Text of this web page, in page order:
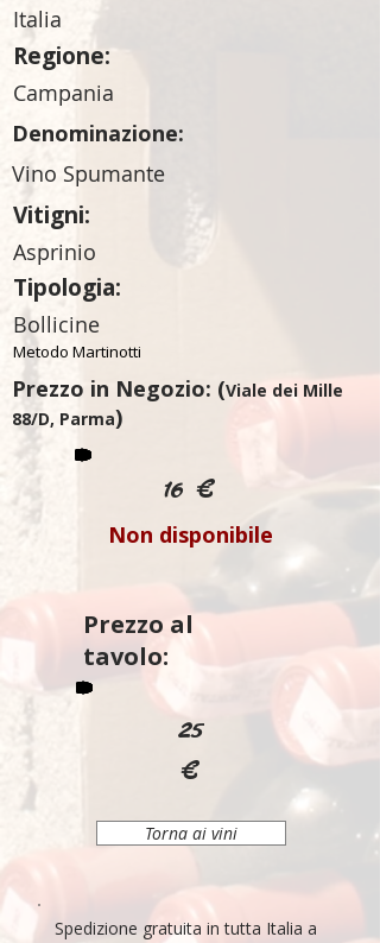
Italia
Regione:
Campania
Denominazione:
Vino Spumante
Vitigni:
Asprinio
Tipologia:
Bollicine
Metodo Martinotti
Prezzo in Negozio: (Viale dei Mille
88/D, Parma)
16 €
Non disponibile
Prezzo al
tavolo:
25
€
Torna ai vini
Spedizione gratuita in tutta Italia a